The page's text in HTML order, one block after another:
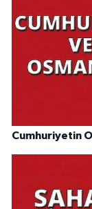
Cumhuriyetin